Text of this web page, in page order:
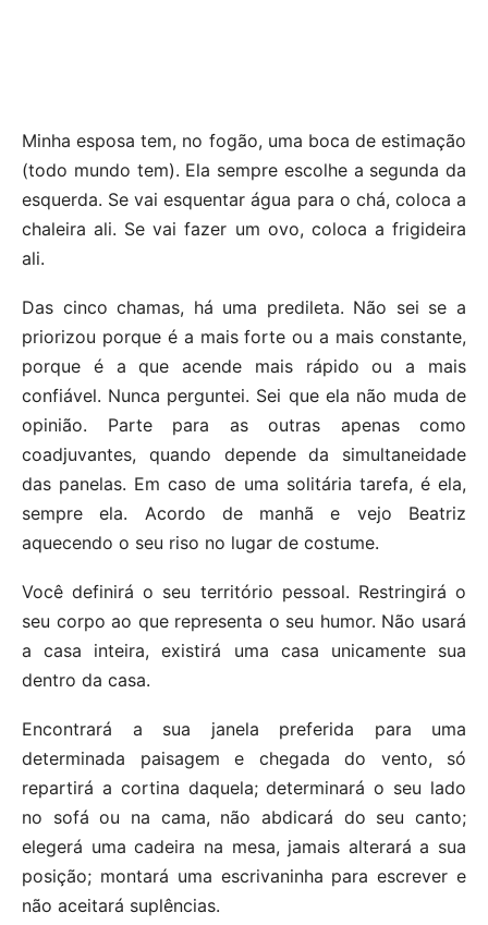
Minha esposa tem, no fogão, uma boca de estimação
(todo mundo tem). Ela sempre escolhe a segunda da
esquerda. Se vai esquentar água para o chá, coloca a
chaleira ali. Se vai fazer um ovo, coloca a frigideira
ali.
Das cinco chamas, há uma predileta. Não sei se a
priorizou porque é a mais forte ou a mais constante,
porque é a que acende mais rápido ou a mais
confiável. Nunca perguntei. Sei que ela não muda de
opinião. Parte para as outras apenas como
coadjuvantes, quando depende da simultaneidade
das panelas. Em caso de uma solitária tarefa, é ela,
sempre ela. Acordo de manhã e vejo Beatriz
aquecendo o seu riso no lugar de costume.
Você definirá o seu território pessoal. Restringirá o
seu corpo ao que representa o seu humor. Não usará
a casa inteira, existirá uma casa unicamente sua
dentro da casa.
Encontrará a sua janela preferida para uma
determinada paisagem e chegada do vento, só
repartirá a cortina daquela; determinará o seu lado
no sofá ou na cama, não abdicará do seu canto;
elegerá uma cadeira na mesa, jamais alterará a sua
posição; montará uma escrivaninha para escrever e
não aceitará suplências.